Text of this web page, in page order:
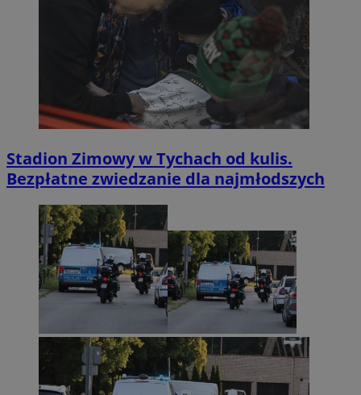
Stadion Zimowy w Tychach od kulis.
Bezpłatne zwiedzanie dla najmłodszych